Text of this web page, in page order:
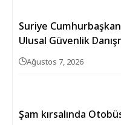
Suriye
Ulusal Güvenlik
Ağustos 7, 2026
Şam kırsalında